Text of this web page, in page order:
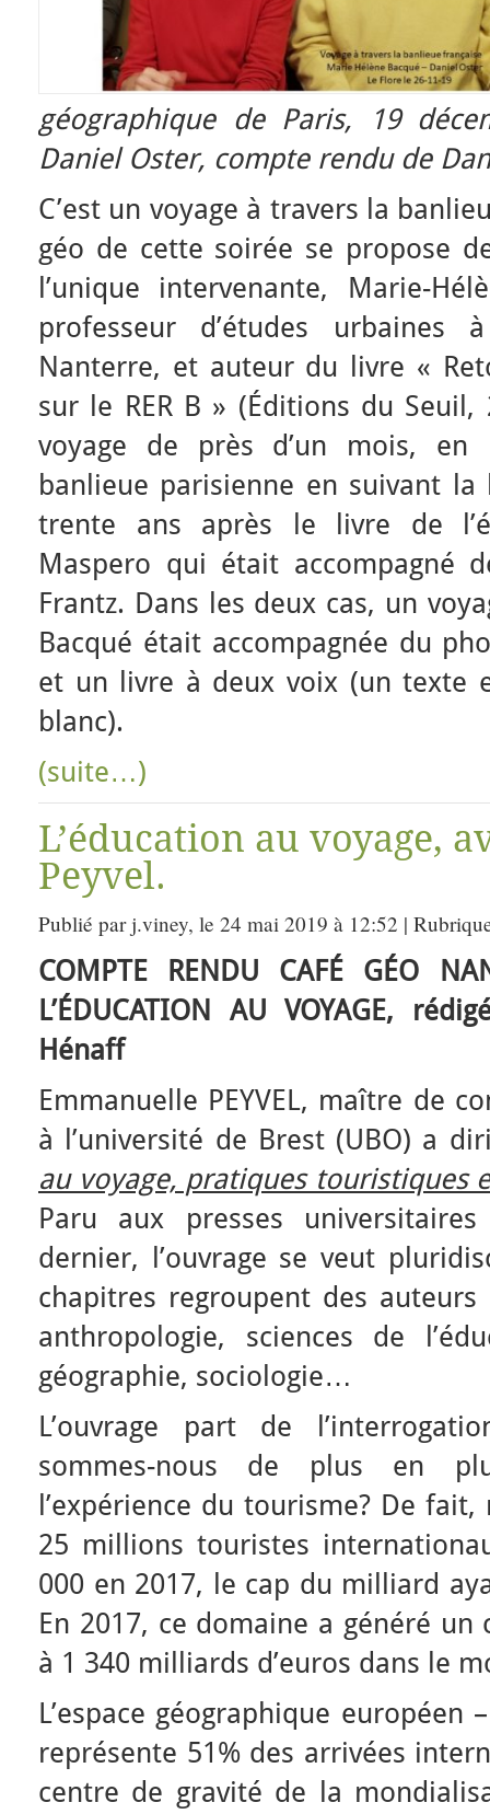
géographique de Paris, 19
Daniel Oster, compte rendu de
C’est un voyage à travers la
géo de cette soirée se propose
l’unique intervenante, Marie-
professeur d’études urbaines
Nanterre, et auteur du livre «
sur le RER B » (Éditions du
voyage de près d’un mois, en
banlieue parisienne en suivant la
trente ans après le livre de
Maspero qui était accompagné
Frantz. Dans les deux cas, un
Bacqué était accompagnée du
et un livre à deux voix (un texte
blanc).
(suite…)
L’éducation au voyage,
Peyvel.
Publié par j.viney, le 24 mai 2019 à 12:52 |
COMPTE RENDU CAFÉ GÉO
L’ÉDUCATION AU VOYAGE,
Hénaff
Emmanuelle PEYVEL, maître de
à l’université de Brest (UBO) a
au voyage, pratiques touristiques
Paru aux presses
dernier, l’ouvrage se veut
chapitres regroupent des auteurs
anthropologie, sciences de
géographie, sociologie…
L’ouvrage part de
sommes-nous de plus en
l’expérience du tourisme? De
25 millions touristes
000 en 2017, le cap du milliard
En 2017, ce domaine a généré un
à 1 340 milliards d’euros dans le
L’espace géographique
représente 51% des arrivées
centre de gravité de la